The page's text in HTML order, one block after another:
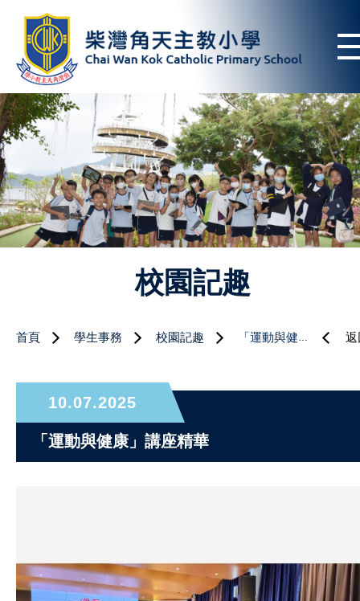
校園記趣
首頁 學生事務 校園記趣 「運動與健康」講座精華 返
10.07.2025
「運動與健康」講座精華